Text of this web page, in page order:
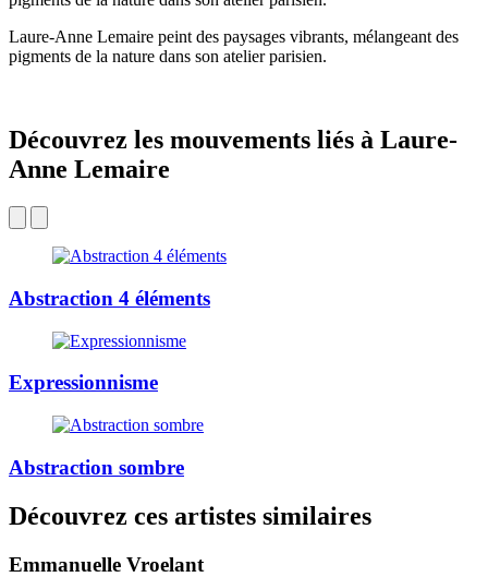
Laure-Anne Lemaire peint des paysages vibrants, mélangeant des
pigments de la nature dans son atelier parisien.
Découvrez les mouvements liés à Laure-
Anne Lemaire
Abstraction 4 éléments
Expressionnisme
Abstraction sombre
Découvrez ces artistes similaires
Emmanuelle Vroelant